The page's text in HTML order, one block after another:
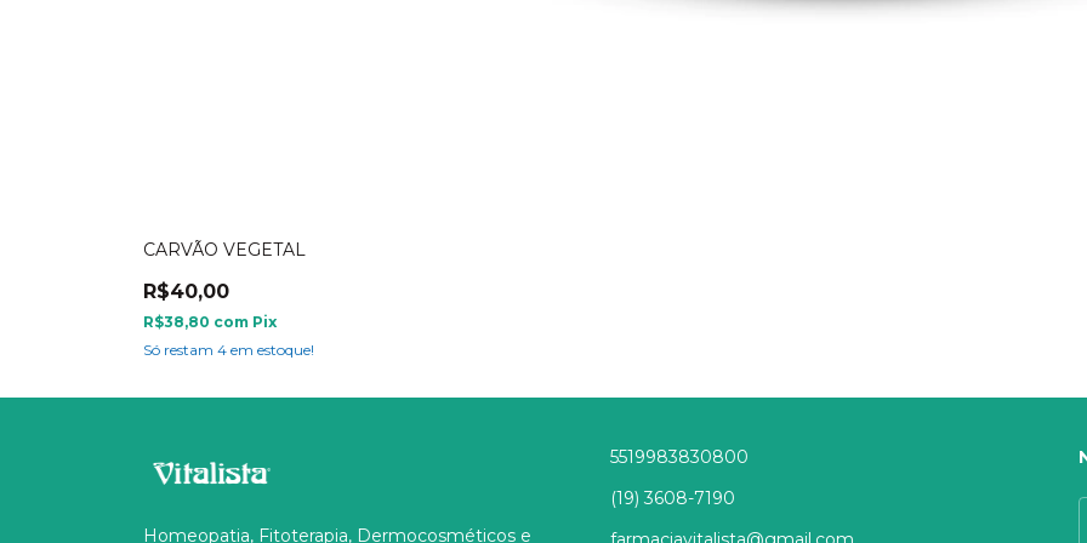
CARVÃO VEGETAL
R$40,00
R$38,80 com Pix
Só restam 4 em estoque!
Homeopatia, Fitoterapia, Dermocosméticos e
5519983830800
(19) 3608-7190